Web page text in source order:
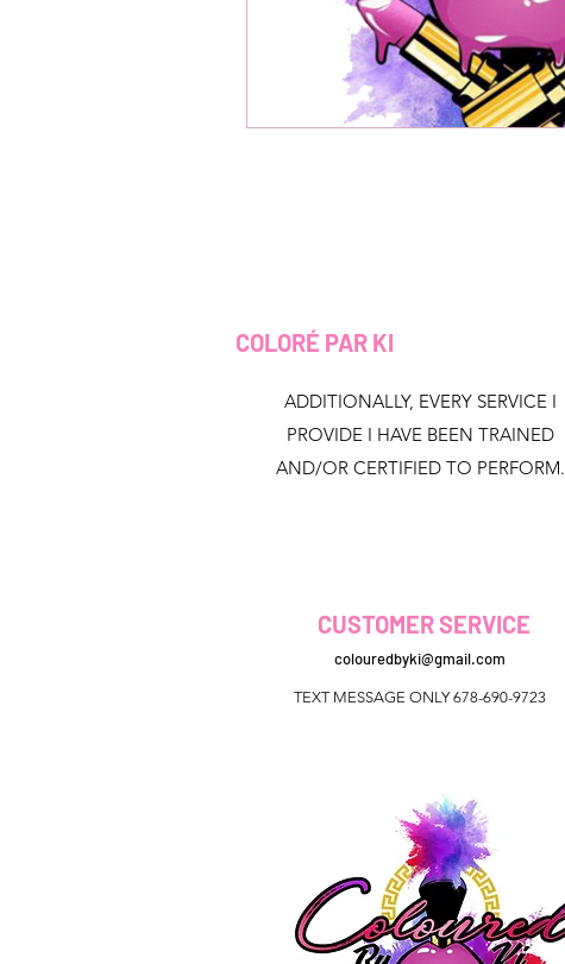
COLORÉ PAR KI
ADDITIONALLY, EVERY SERVICE I
PROVIDE I HAVE BEEN TRAINED
AND/OR CERTIFIED TO PERFORM.
CUSTOMER SERVICE
colouredbyki@gmail.com
TEXT MESSAGE ONLY 678-690-9723